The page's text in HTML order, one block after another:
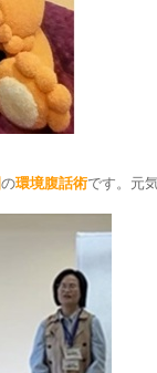
の環境腹話術です。元